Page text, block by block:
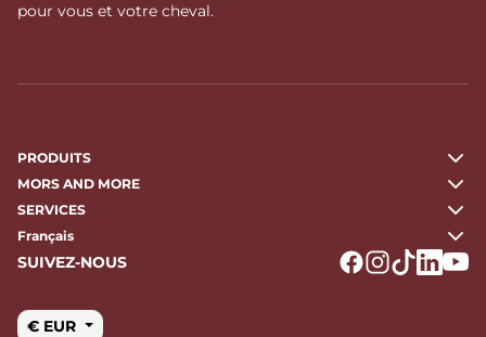
pour vous et votre cheval.
PRODUITS
MORS AND MORE
SERVICES
Français
SUIVEZ-NOUS
€ EUR